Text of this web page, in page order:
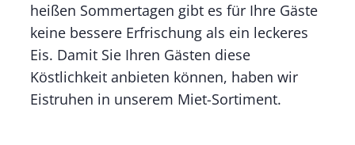
heißen Sommertagen gibt es für Ihre Gäste
keine bessere Erfrischung als ein leckeres
Eis. Damit Sie Ihren Gästen diese
Köstlichkeit anbieten können, haben wir
Eistruhen in unserem Miet-Sortiment.